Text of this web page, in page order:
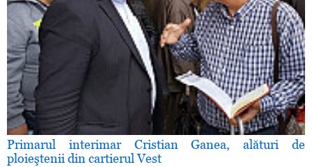
Primarul interimar Cristian Ganea, alături de
ploieştenii din cartierul Vest